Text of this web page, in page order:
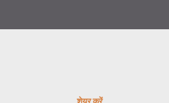
शेयर करें